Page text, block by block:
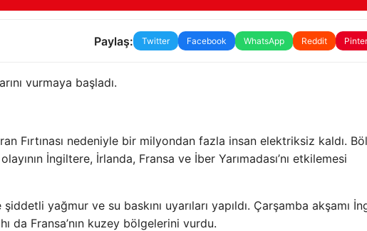
Paylaş: Twitter Facebook WhatsApp Reddit
vurmaya başladı.
Fırtınası nedeniyle bir milyondan fazla insan elektriksiz kaldı.
İngiltere, İrlanda, Fransa ve İber Yarımadası’nı etkilemesi
yağmur ve su baskını uyarıları yapıldı. Çarşamba akşamı
da Fransa’nın kuzey bölgelerini vurdu.